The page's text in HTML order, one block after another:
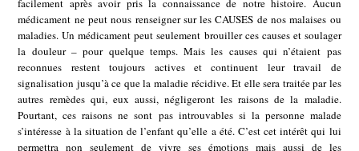
facilement après avoir pris la connaissance de notre histoire. Aucun
médicament ne peut nous renseigner sur les CAUSES de nos malaises ou
maladies. Un médicament peut seulement brouiller ces causes et soulager
la douleur – pour quelque temps. Mais les causes qui n’étaient pas
reconnues restent toujours actives et continuent leur travail de
signalisation jusqu’à ce que la maladie récidive. Et elle sera traitée par les
autres remèdes qui, eux aussi, négligeront les raisons de la maladie.
Pourtant, ces raisons ne sont pas introuvables si la personne malade
s’intéresse à la situation de l’enfant qu’elle a été. C’est cet intérêt qui lui
permettra non seulement de vivre ses émotions mais aussi de les